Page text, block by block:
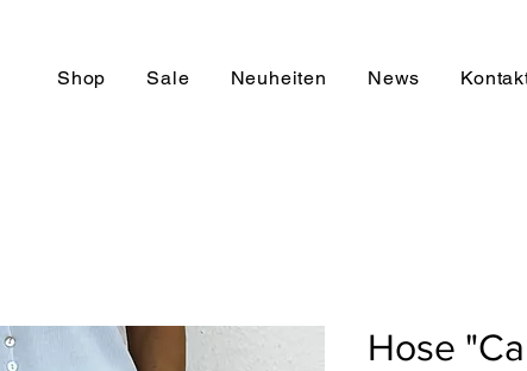
Shop Sale Neuheiten News
Hose